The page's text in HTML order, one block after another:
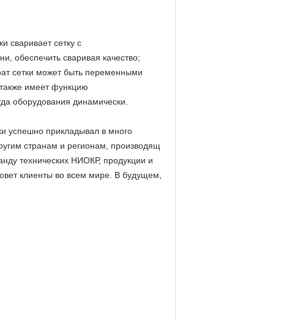
сваривает сетку с
обеспечить сваривая качество;
сетки может быть переменными
имеет функцию
оборудования динамически.
успешно прикладывал в много
странам и регионам, производящ
технических НИОКР, продукции и
клиенты во всем мире. В будущем,